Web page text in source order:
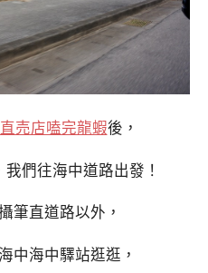
売店嗑完龍蝦後，
們往海中道路出發！
筆直道路以外，
中海中驛站逛逛，